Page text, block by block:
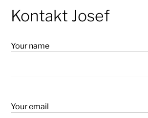
Kontakt Josef
Your name
Your email